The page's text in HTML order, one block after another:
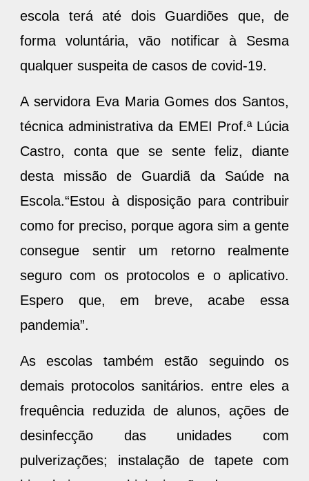
escola terá até dois Guardiões que, de
forma voluntária, vão notificar à Sesma
qualquer suspeita de casos de covid-19.
A servidora Eva Maria Gomes dos Santos,
técnica administrativa da EMEI Prof.ª Lúcia
Castro, conta que se sente feliz, diante
desta missão de Guardiã da Saúde na
Escola.“Estou à disposição para contribuir
como for preciso, porque agora sim a gente
consegue sentir um retorno realmente
seguro com os protocolos e o aplicativo.
Espero que, em breve, acabe essa
pandemia”.
As escolas também estão seguindo os
demais protocolos sanitários. entre eles a
frequência reduzida de alunos, ações de
desinfecção das unidades com
pulverizações; instalação de tapete com